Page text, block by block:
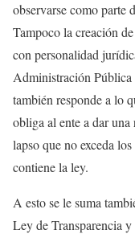
observarse como parte
Tampoco la creación
con personalidad
Administración
también responde a lo
obliga al ente a dar una
lapso que no exceda
contiene la ley.
A esto se le suma
Ley de Transparencia